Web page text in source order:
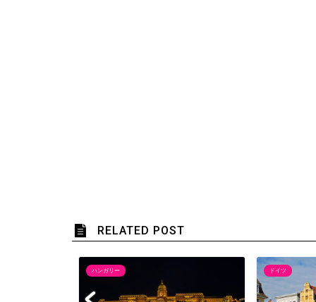
RELATED POST
ハンガリー ドイツ